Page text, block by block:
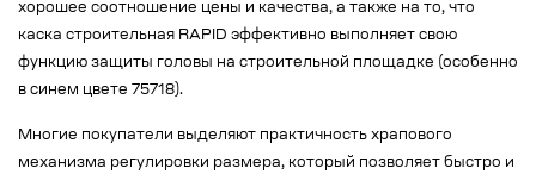
хорошее соотношение цены и качества, а также на то, что
каска строительная RAPID эффективно выполняет свою
функцию защиты головы на строительной площадке (особенно
в синем цвете 75718).
Многие покупатели выделяют практичность храпового
механизма регулировки размера, который позволяет быстро и